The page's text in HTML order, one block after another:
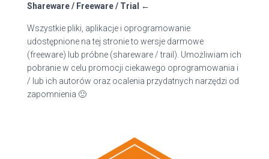
Shareware / Freeware / Trial ←
Wszystkie pliki, aplikacje i oprogramowanie
udostępnione na tej stronie to wersje darmowe
(freeware) lub próbne (shareware / trail). Umożliwiam ich
pobranie w celu promocji ciekawego oprogramowania i
/ lub ich autorów oraz ocalenia przydatnych narzędzi od
zapomnienia 🙂